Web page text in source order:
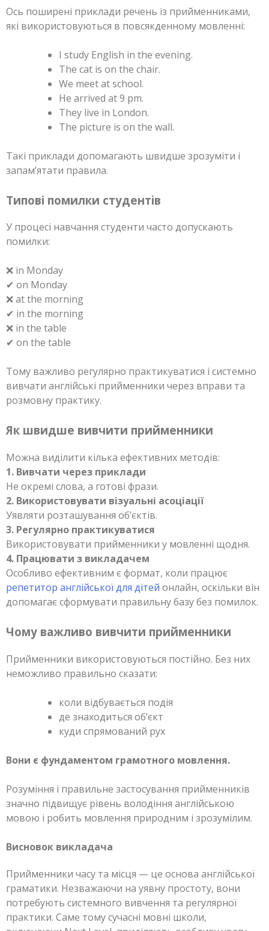
Ось поширені приклади речень із прийменниками,
які використовуються в повсякденному мовленні:
I study English in the evening.
The cat is on the chair.
We meet at school.
He arrived at 9 pm.
They live in London.
The picture is on the wall.
Такі приклади допомагають швидше зрозуміти і
запам’ятати правила.
Типові помилки студентів
У процесі навчання студенти часто допускають
помилки:
❌ in Monday
✔ on Monday
❌ at the morning
✔ in the morning
❌ in the table
✔ on the table
Тому важливо регулярно практикуватися і системно
вивчати англійські прийменники через вправи та
розмовну практику.
Як швидше вивчити прийменники
Можна виділити кілька ефективних методів:
1. Вивчати через приклади
Не окремі слова, а готові фрази.
2. Використовувати візуальні асоціації
Уявляти розташування об’єктів.
3. Регулярно практикуватися
Використовувати прийменники у мовленні щодня.
4. Працювати з викладачем
Особливо ефективним є формат, коли працює
репетитор англійської для дітей онлайн, оскільки він
допомагає сформувати правильну базу без помилок.
Чому важливо вивчити прийменники
Прийменники використовуються постійно. Без них
неможливо правильно сказати:
коли відбувається подія
де знаходиться об’єкт
куди спрямований рух
Вони є фундаментом грамотного мовлення.
Розуміння і правильне застосування прийменників
значно підвищує рівень володіння англійською
мовою і робить мовлення природним і зрозумілим.
Висновок викладача
Прийменники часу та місця — це основа англійської
граматики. Незважаючи на уявну простоту, вони
потребують системного вивчення та регулярної
практики. Саме тому сучасні мовні школи,